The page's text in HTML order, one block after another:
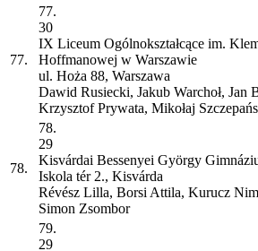
77.
77.
30
IX Liceum Ogólnokształcące im.
Hoffmanowej w Warszawie
ul. Hoża 88, Warszawa
Dawid Rusiecki, Jakub Warchoł, Jan
Krzysztof Prywata, Mikołaj
78.
78.
29
Kisvárdai Bessenyei György
Iskola tér 2., Kisvárda
Révész Lilla, Borsi Attila, Kurucz
Simon Zsombor
79.
29